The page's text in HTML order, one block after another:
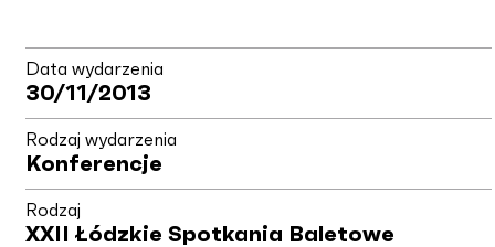
Data wydarzenia
30/11/2013
Rodzaj wydarzenia
Konferencje
Rodzaj
XXII Łódzkie Spotkania Baletowe